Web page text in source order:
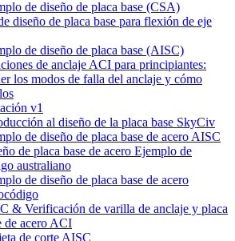
de diseño de placa base (CSA)
diseño de placa base para flexión de eje
de diseño de placa base (AISC)
de anclaje ACI para principiantes:
los modos de falla del anclaje y cómo
v1
al diseño de la placa base SkyCiv
de diseño de placa base de acero AISC
de placa base de acero Ejemplo de
australiano
de diseño de placa base de acero
& Verificación de varilla de anclaje y placa
de acero ACI
de corte AISC